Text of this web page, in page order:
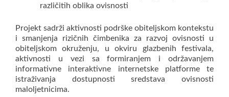
različitih oblika ovisnosti
Projekt sadrži aktivnosti podrške obiteljskom kontekstu
i smanjenja rizičnih čimbenika za razvoj ovisnosti u
obiteljskom okruženju, u okviru glazbenih festivala,
aktivnosti u vezi sa formiranjem i održavanjem
informativne interaktivne internetske platforme te
istraživanja dostupnosti sredstava ovisnosti
maloljetnicima.